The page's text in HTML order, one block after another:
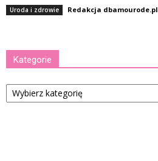
Uroda i zdrowie Redakcja dbamourode.pl
Kategorie
Kategorie